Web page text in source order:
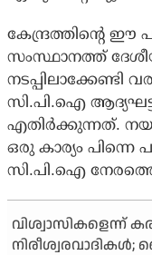
കേന്ദ്രത്തിന്റെ ഈ
സംസ്ഥാനത്ത്
നടപ്പിലാക്കേണ്ടി
സി.പി.ഐ
എതിര്‍ക്കുന്നത്.
ഒരു കാര്യം
സി.പി.ഐ നേരത്തെ
വിശ്വാസികളെന്ന്